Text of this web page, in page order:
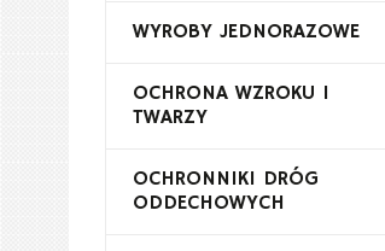
WYROBY JEDNORAZOWE
OCHRONA WZROKU I
TWARZY
OCHRONNIKI DRÓG
ODDECHOWYCH